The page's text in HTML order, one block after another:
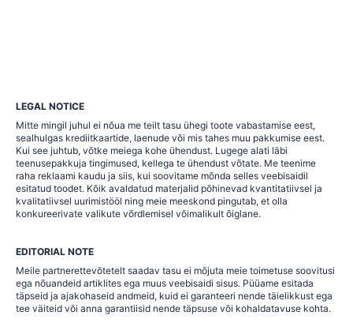
LEGAL NOTICE
Mitte mingil juhul ei nõua me teilt tasu ühegi toote vabastamise eest,
sealhulgas krediitkaartide, laenude või mis tahes muu pakkumise eest.
Kui see juhtub, võtke meiega kohe ühendust. Lugege alati läbi
teenusepakkuja tingimused, kellega te ühendust võtate. Me teenime
raha reklaami kaudu ja siis, kui soovitame mõnda selles veebisaidil
esitatud toodet. Kõik avaldatud materjalid põhinevad kvantitatiivsel ja
kvalitatiivsel uurimistööl ning meie meeskond pingutab, et olla
konkureerivate valikute võrdlemisel võimalikult õiglane.
EDITORIAL NOTE
Meile partnerettevõtetelt saadav tasu ei mõjuta meie toimetuse soovitusi
ega nõuandeid artiklites ega muus veebisaidi sisus. Püüame esitada
täpseid ja ajakohaseid andmeid, kuid ei garanteeri nende täielikkust ega
tee väiteid või anna garantiisid nende täpsuse või kohaldatavuse kohta.